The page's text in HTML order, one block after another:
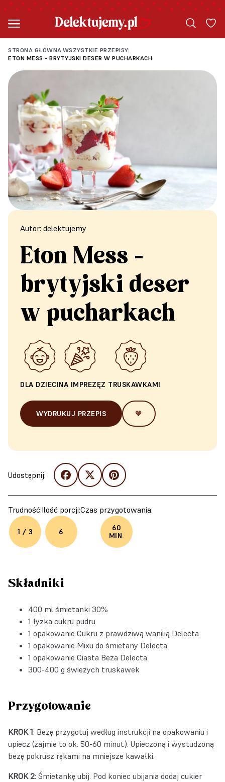
STRONA GŁÓWNA|WSZYSTKIE PRZEPISY|
ETON MESS - BRYTYJSKI DESER W PUCHARKACH
Autor: delektujemy
Eton Mess -
brytyjski deser
w pucharkach
DLA DZIECINA IMPREZĘZ TRUSKAWKAMI
WYDRUKUJ PRZEPIS 🧡
Udostępnij:
Trudność:
1 / 3
Ilość porcji:
6
Czas przygotowania:
60
MIN.
Składniki
400 ml śmietanki 30%
1 łyżka cukru pudru
1 opakowanie Cukru z prawdziwą wanilią Delecta
1 opakowanie Mixu do śmietany Delecta
1 opakowanie Ciasta Beza Delecta
300-400 g świeżych truskawek
Przygotowanie
KROK 1: Bezę przygotuj według instrukcji na opakowaniu i
upiecz (zajmie to ok. 50-60 minut). Upieczoną i wystudzoną
bezę pokrusz rękami na mniejsze kawałki.
KROK 2: Śmietankę ubij. Pod koniec ubijania dodaj cukier